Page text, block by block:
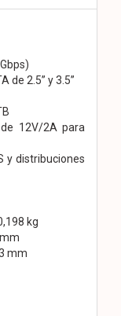
de 2.5” y 3.5”
12V/2A para
y distribuciones
kg
mm